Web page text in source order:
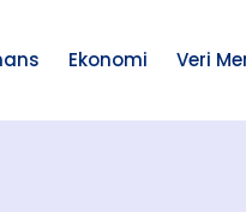
Ekonomi Veri